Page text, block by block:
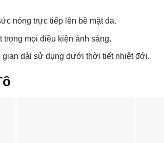
nóng trực tiếp lên bề mặt da.
mọi điều kiện ánh sáng.
dài sử dụng dưới thời tiết nhiệt đới.